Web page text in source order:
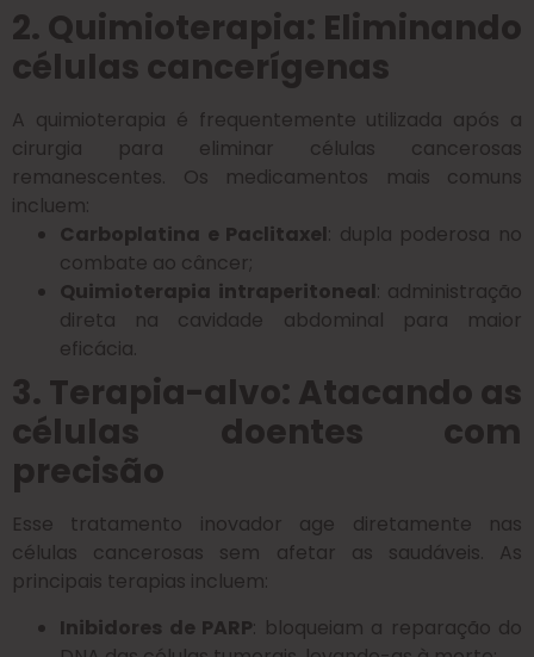
2. Quimioterapia: Eliminando
células cancerígenas
A quimioterapia é frequentemente utilizada após a
cirurgia para eliminar células cancerosas
remanescentes. Os medicamentos mais comuns
incluem:
Carboplatina e Paclitaxel: dupla poderosa no
combate ao câncer;
Quimioterapia intraperitoneal: administração
direta na cavidade abdominal para maior
eficácia.
3. Terapia-alvo: Atacando as
células doentes com
precisão
Esse tratamento inovador age diretamente nas
células cancerosas sem afetar as saudáveis. As
principais terapias incluem:
Inibidores de PARP: bloqueiam a reparação do